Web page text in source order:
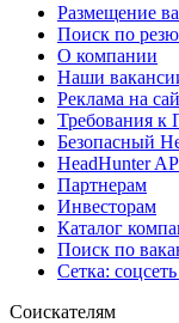
Размещение
Поиск по
О компании
Наши
Реклама на
Требования к
Безопасный
HeadHunter
Партнерам
Инвесторам
Каталог
Поиск по
Сетка:
Соискателям